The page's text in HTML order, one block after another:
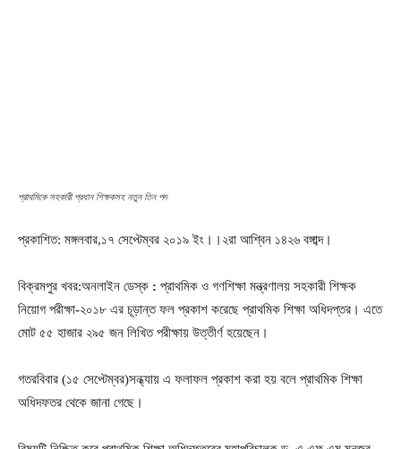
প্রাথমিকে সহকারী প্রধান শিক্ষকসহ নতুন তিন পদ
প্রকাশিত: মঙ্গলবার,১৭ সেপ্টেম্বর ২০১৯ ইং।।২রা আশ্বিন ১৪২৬ বঙ্গাব্দ।
বিক্রমপুর খবর:অনলাইন ডেস্ক : প্রাথমিক ও গণশিক্ষা মন্ত্রণালয় সহকারী শিক্ষক
নিয়োগ পরীক্ষা-২০১৮ এর চূড়ান্ত ফল প্রকাশ করেছে প্রাথমিক শিক্ষা অধিদপ্তর। এতে
মোট ৫৫ হাজার ২৯৫ জন লিখিত পরীক্ষায় উত্তীর্ণ হয়েছেন।
গতরবিবার (১৫ সেপ্টেম্বর)সন্ধ্যায় এ ফলাফল প্রকাশ করা হয় বলে প্রাথমিক শিক্ষা
অধিদফতর থেকে জানা গেছে।